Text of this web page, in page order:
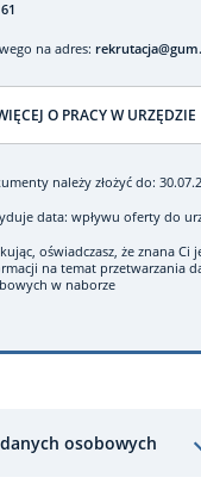
na adres:
O PRACY W URZĘDZIE
należy złożyć do:
data: wpływu oferty do
oświadczasz, że znana Ci
na temat przetwarzania
w naborze
osobowych